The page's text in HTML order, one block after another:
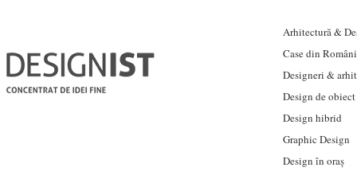
Arhitectură &
Case din
Designeri &
Design de obiect
Design hibrid
Graphic Design
Design în oraș